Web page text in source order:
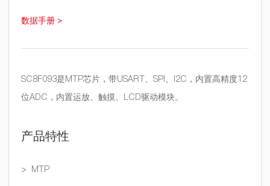
数据手册 >
SC8F093是MTP芯片，带USART、SPI、I2C，内置高精度12
位ADC，内置运放、触摸、LCD驱动模块。
产品特性
> MTP